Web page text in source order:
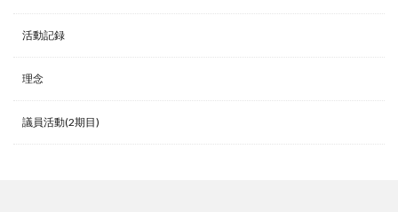
活動記録
理念
議員活動(2期目)